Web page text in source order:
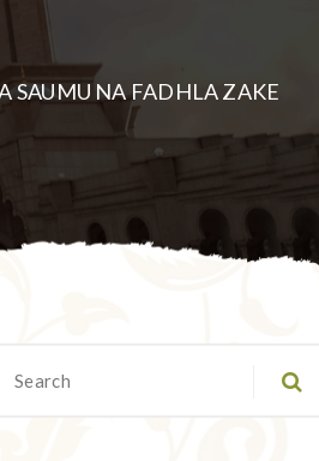
SAUMU NA FADHLA ZAKE